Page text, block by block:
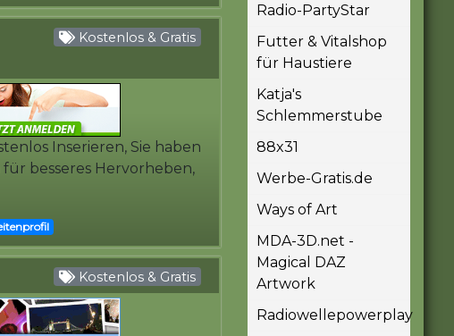
Kostenlos & Gratis
Inserieren, Sie haben
besseres Hervorheben,
Kostenlos & Gratis
Radio-PartyStar
Futter & Vitalshop
für Haustiere
Katja's
Schlemmerstube
88x31
Werbe-Gratis.de
Ways of Art
MDA-3D.net -
Magical DAZ
Artwork
Radiowellepowerplay